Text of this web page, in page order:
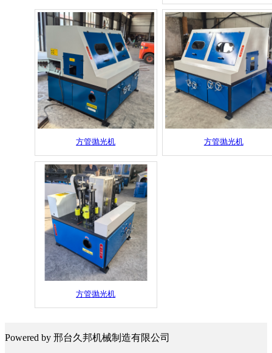
方管抛光机 方管抛光机
方管抛光机
Powered by 邢台久邦机械制造有限公司